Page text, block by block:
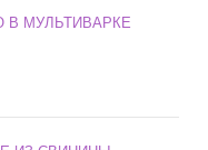
МУЛЬТИВАРКЕ